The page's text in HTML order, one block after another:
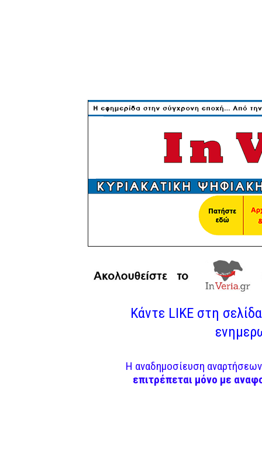
Κάντε LIKE στη
Η αναδημοσίευση
επιτρέπεται μόνο με